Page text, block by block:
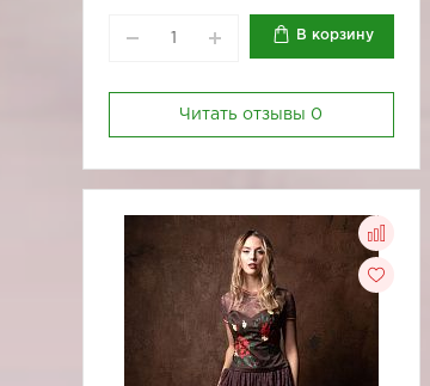
В корзину
Читать отзывы 0